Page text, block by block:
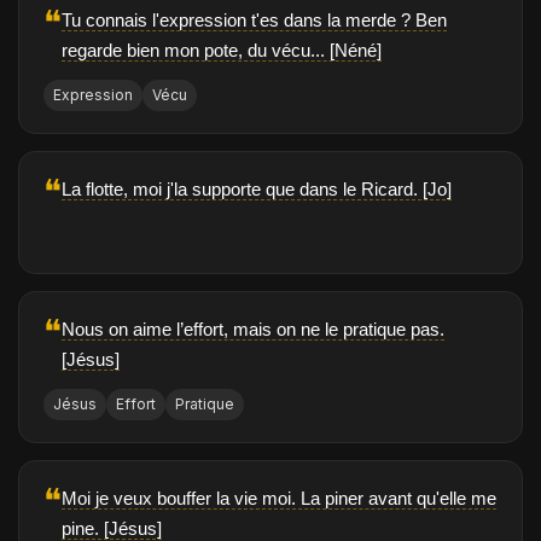
❝Tu connais l'expression t'es dans la merde ? Ben
regarde bien mon pote, du vécu... [Néné]
Expression Vécu
❝La flotte, moi j'la supporte que dans le Ricard. [Jo]
❝Nous on aime l’effort, mais on ne le pratique pas.
[Jésus]
Jésus Effort Pratique
❝Moi je veux bouffer la vie moi. La piner avant qu'elle me
pine. [Jésus]